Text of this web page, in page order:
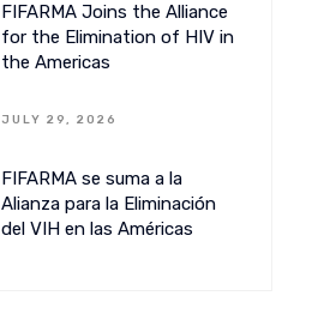
FIFARMA Joins the Alliance
for the Elimination of HIV in
the Americas
JULY 29, 2026
FIFARMA se suma a la
Alianza para la Eliminación
del VIH en las Américas